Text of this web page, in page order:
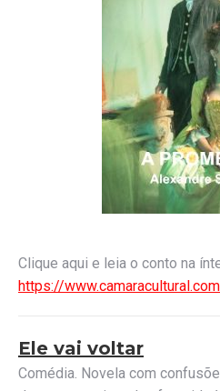
Clique aqui e leia o conto na
https://
Ele vai voltar
Comédia. Novela com